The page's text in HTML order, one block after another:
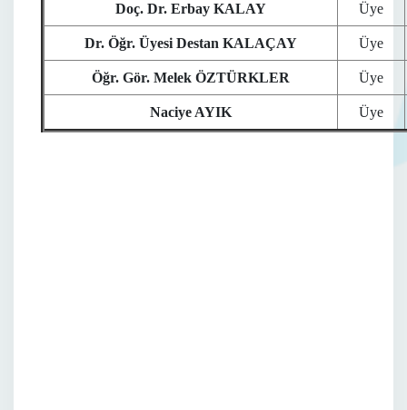
Doç. Dr. Erbay KALAY Üye
Dr. Öğr. Üyesi Destan KALAÇAY Üye
Öğr. Gör. Melek ÖZTÜRKLER Üye
Naciye AYIK Üye